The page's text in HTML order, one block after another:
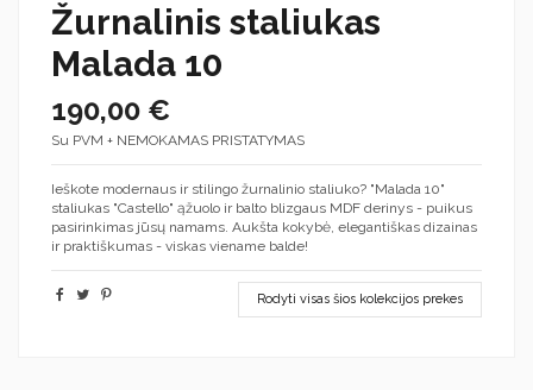
Žurnalinis staliukas
Malada 10
190,00 €
Su PVM + NEMOKAMAS PRISTATYMAS
Ieškote modernaus ir stilingo žurnalinio staliuko? "Malada 10"
staliukas "Castello" ąžuolo ir balto blizgaus MDF derinys - puikus
pasirinkimas jūsų namams. Aukšta kokybė, elegantiškas dizainas
ir praktiškumas - viskas viename balde!
Rodyti visas šios kolekcijos prekes